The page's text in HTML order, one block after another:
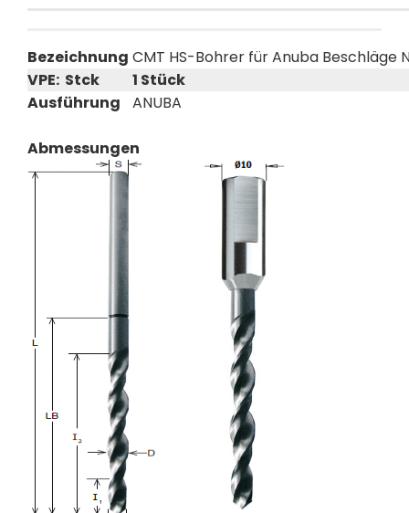
Bezeichnung CMT HS-Bohrer für Anuba Beschläge
VPE: Stck
1 Stück
Ausführung
ANUBA
Abmessungen